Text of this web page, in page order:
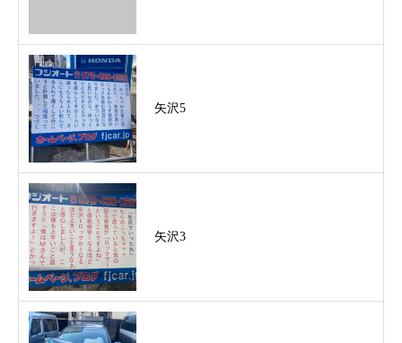
矢沢5
矢沢3